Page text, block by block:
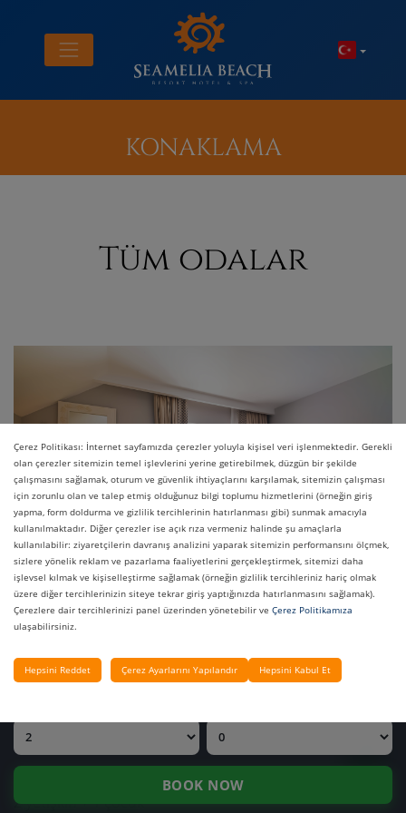
KONAKLAMA
Tüm odalar
Standart Oda (Kara Manzaralı)
mekan.
35 m²
2 yetişkin + 1 çocuk
FIYAT SORGULA
OTELLERIMIZ
BOOK NOW
Çerez Politikası: İnternet sayfamızda çerezler yoluyla kişisel veri işlenmektedir. Gerekli
olan çerezler sitemizin temel işlevlerini yerine getirebilmek, düzgün bir şekilde
çalışmasını sağlamak, oturum ve güvenlik ihtiyaçlarını karşılamak, sitemizin çalışması
için zorunlu olan ve talep etmiş olduğunuz bilgi toplumu hizmetlerini (örneğin giriş
yapma, form doldurma ve gizlilik tercihlerinin hatırlanması gibi) sunmak amacıyla
kullanılmaktadır. Diğer çerezler ise açık rıza vermeniz halinde şu amaçlarla
kullanılabilir: ziyaretçilerin davranış analizini yaparak sitemizin performansını ölçmek,
sizlere yönelik reklam ve pazarlama faaliyetlerini gerçekleştirmek, sitemizi daha
işlevsel kılmak ve kişiselleştirme sağlamak (örneğin gizlilik tercihleriniz hariç olmak
üzere diğer tercihlerinizin siteye tekrar giriş yaptığınızda hatırlanmasını sağlamak).
Çerezlere dair tercihlerinizi panel üzerinden yönetebilir ve Çerez Politikamıza
ulaşabilirsiniz.
Hepsini Reddet Çerez Ayarlarını Yapılandır Hepsini Kabul Et